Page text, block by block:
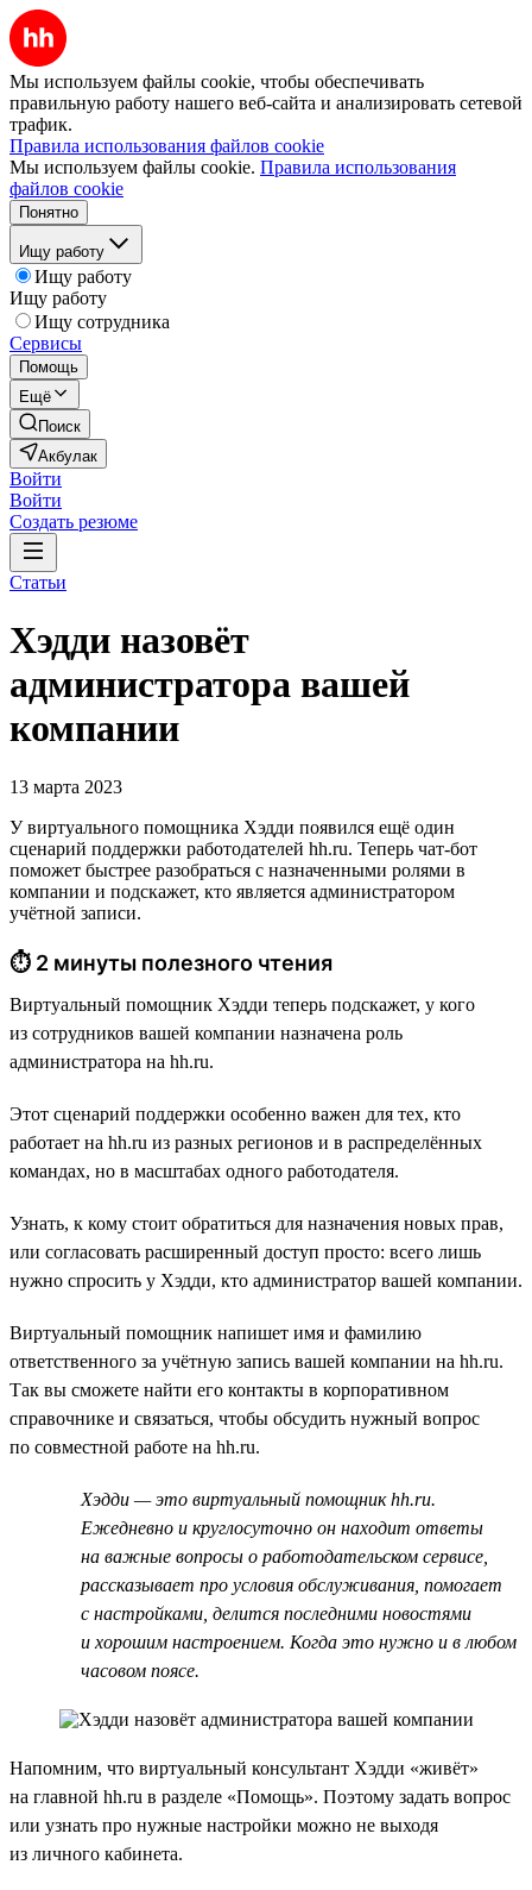
Мы используем файлы cookie, чтобы обеспечивать
правильную работу нашего веб-сайта и анализировать сетевой
трафик.
Правила использования файлов cookie
Мы используем файлы cookie. Правила использования
файлов cookie
Понятно
Ищу работу
Ищу работу
Ищу работу
Ищу сотрудника
Сервисы
Помощь
Ещё
Поиск
Акбулак
Войти
Войти
Создать резюме
Статьи
Хэдди назовёт
администратора вашей
компании
13 марта 2023
У виртуального помощника Хэдди появился ещё один
сценарий поддержки работодателей hh.ru. Теперь чат-бот
поможет быстрее разобраться с назначенными ролями в
компании и подскажет, кто является администратором
учётной записи.
⏱ 2 минуты полезного чтения
Виртуальный помощник Хэдди теперь подскажет, у кого
из сотрудников вашей компании назначена роль
администратора на hh.ru.
Этот сценарий поддержки особенно важен для тех, кто
работает на hh.ru из разных регионов и в распределённых
командах, но в масштабах одного работодателя.
Узнать, к кому стоит обратиться для назначения новых прав,
или согласовать расширенный доступ просто: всего лишь
нужно спросить у Хэдди, кто администратор вашей компании.
Виртуальный помощник напишет имя и фамилию
ответственного за учётную запись вашей компании на hh.ru.
Так вы сможете найти его контакты в корпоративном
справочнике и связаться, чтобы обсудить нужный вопрос
по совместной работе на hh.ru.
Хэдди — это виртуальный помощник hh.ru.
Ежедневно и круглосуточно он находит ответы
на важные вопросы о работодательском сервисе,
рассказывает про условия обслуживания, помогает
с настройками, делится последними новостями
и хорошим настроением. Когда это нужно и в любом
часовом поясе.
Напомним, что виртуальный консультант Хэдди «живёт»
на главной hh.ru в разделе «Помощь». Поэтому задать вопрос
или узнать про нужные настройки можно не выходя
из личного кабинета.